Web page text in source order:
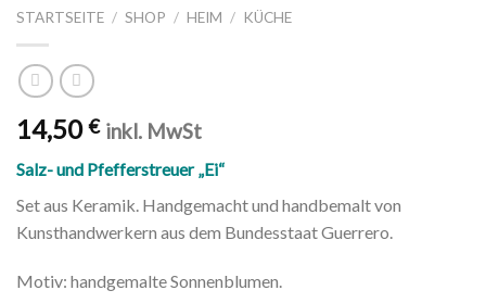
STARTSEITE / SHOP / HEIM / KÜCHE
14,50€ inkl. MwSt
Salz- und Pfefferstreuer „Ei“
Set aus Keramik. Handgemacht und handbemalt von
Kunsthandwerkern aus dem Bundesstaat Guerrero.
Motiv: handgemalte Sonnenblumen.